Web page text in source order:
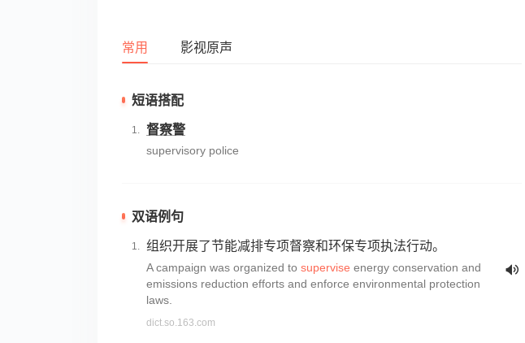
常用 影视原声
短语搭配
督察警
supervisory police
双语例句
组织开展了节能减排专项督察和环保专项执法行动。
A campaign was organized to supervise energy conservation and
emissions reduction efforts and enforce environmental protection
laws.
dict.so.163.com